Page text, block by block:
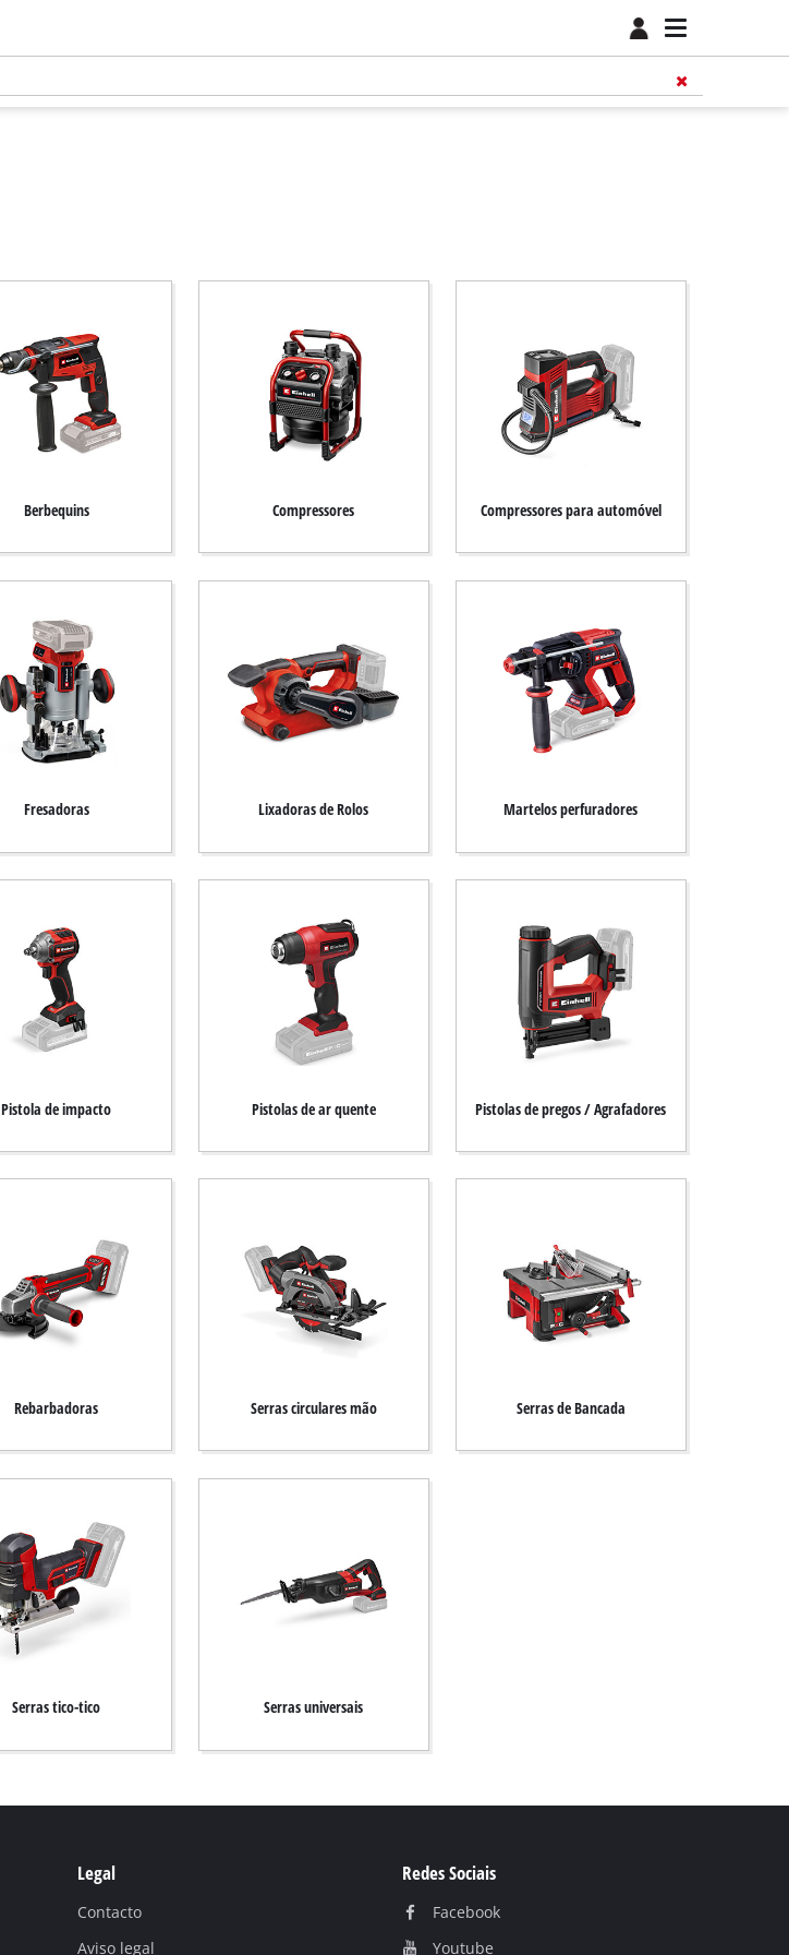
Berbequins Compressores Compressores para automóvel
Fresadoras Lixadoras de Rolos Martelos perfuradores
Pistola de impacto Pistolas de ar quente Pistolas de pregos / Agrafadores
Rebarbadoras Serras circulares mão Serras de Bancada
Serras tico-tico Serras universais
Legal
Contacto
Aviso legal
Redes Sociais
Facebook
Youtube